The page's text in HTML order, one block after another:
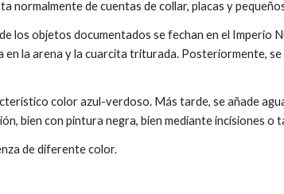
normalmente de cuentas de collar, placas y
los objetos documentados se fechan en el Imperio
la arena y la cuarcita triturada. Posteriormente,
color azul-verdoso. Más tarde, se añade
bien con pintura negra, bien mediante incisiones o
de diferente color.